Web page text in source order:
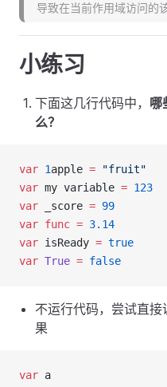
导致在当前作用域访问的
小练习
下面这几行代码中， 哪
么？
var 1apple = "fruit"
var my variable = 123
var _score = 99
var func = 3.14
var isReady = true
var True = false
不运行代码，尝试直
果
var a